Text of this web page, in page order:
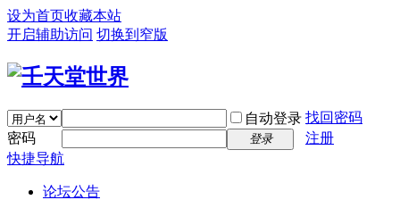
设为首页收藏本站
开启辅助访问 切换到窄版
自动登录 找回密码
密码
登录
注册
快捷导航
论坛公告